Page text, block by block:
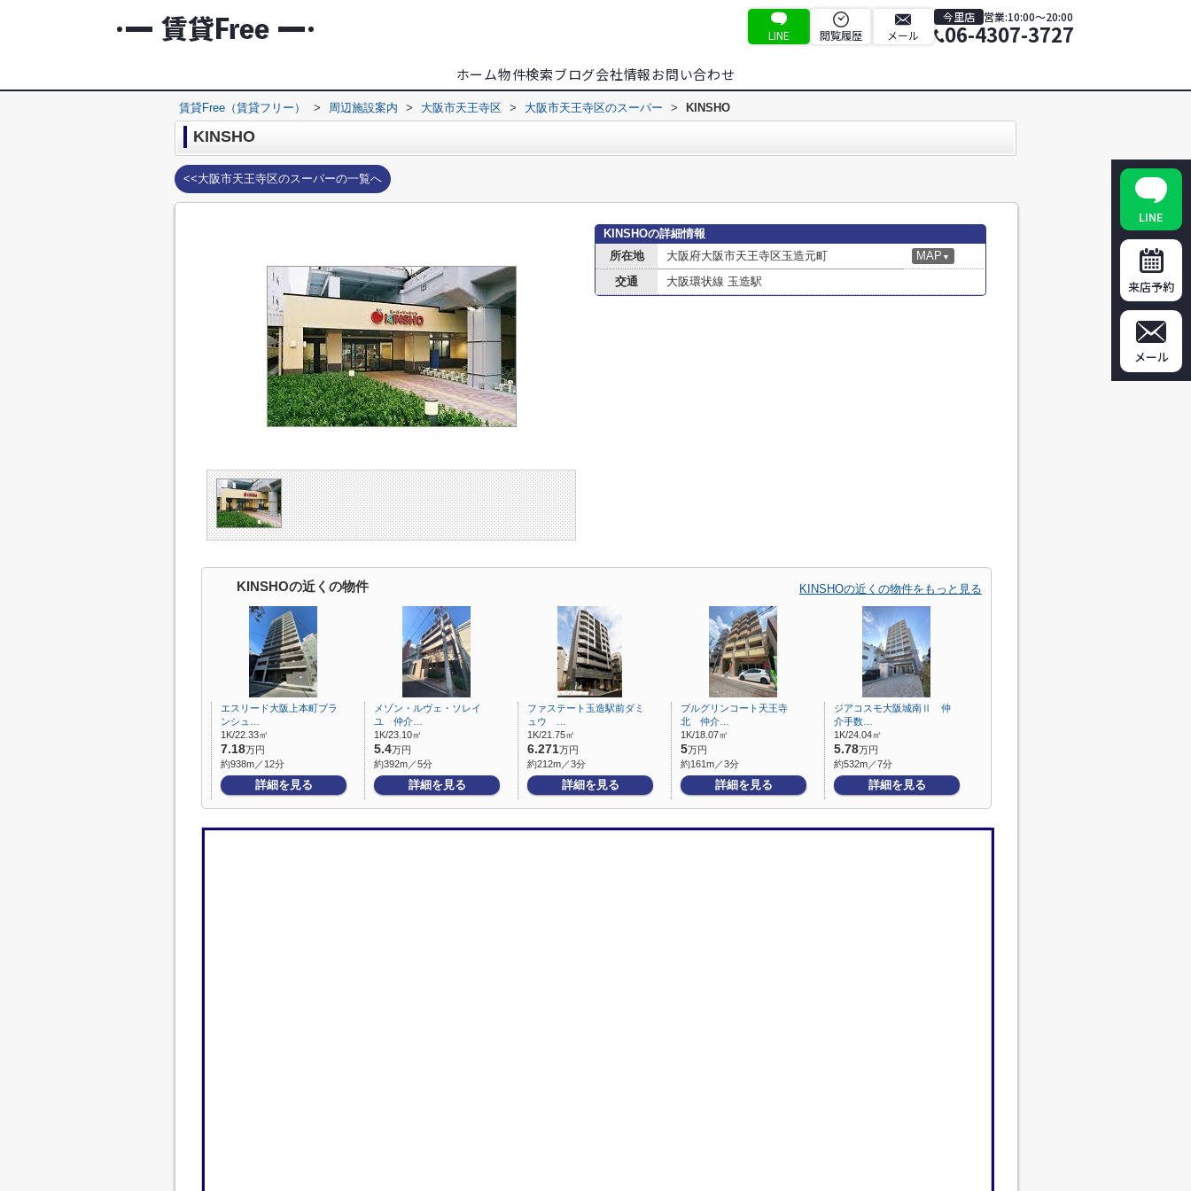
LINE 閲覧履歴 メール
今里店 営業:10:00～20:00
06-4307-3727
ホーム物件検索ブログ会社情報お問い合わせ
賃貸Free（賃貸フリー） > 周辺施設案内 > 大阪市天王寺区 > 大阪市天王寺区のスーパー > KINSHO
KINSHO
<<大阪市天王寺区のスーパーの一覧へ
KINSHOの詳細情報
所在地
大阪府大阪市天王寺区玉造元町 MAP ▼
交通 大阪環状線 玉造駅
KINSHOの近くの物件 KINSHOの近くの物件をもっと見る
エスリード大阪上本町ブラ
ンシュ…
1K/22.33㎡
7.18万円
約938m／12分
詳細を見る
メゾン・ルヴェ・ソレイ
ユ 仲介…
1K/23.10㎡
5.4万円
約392m／5分
詳細を見る
ファステート玉造駅前ダミ
ュウ …
1K/21.75㎡
6.271万円
約212m／3分
詳細を見る
ブルグリンコート天王寺
北 仲介…
1K/18.07㎡
5万円
約161m／3分
詳細を見る
ジアコスモ大阪城南Ⅱ 仲
介手数…
1K/24.04㎡
5.78万円
約532m／7分
詳細を見る
LINE
来店予約
メール